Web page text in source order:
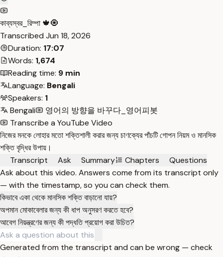
কাব্যস্বর_রিম্পা 🍁🧿
Transcribed Jun 18, 2026
Duration: 17:07
Words: 1,674
Reading time: 9 min
Language: Bengali
Speakers: 1
Bengali
영어의 방향을 바꾸다_영어피봇
Transcribe a YouTube Video
নিজের মনকে লোহার মতো শক্তিশালী করার জন্য চাণক্যের পাঁচটি গোপন নিয়ম ও মানসিক
শক্তি বৃদ্ধির উপায়।
Transcript
Ask Summary Chapters
Questions
Ask about this video. Answers come from its transcript only
— with the timestamp, so you can check them.
কিভাবে একা থেকে মানসিক শক্তি বাড়ানো যায়?
অপমান মোকাবেলার জন্য কী ধাপ অনুসরণ করতে হবে?
আবেগ নিয়ন্ত্রণের জন্য কী পদ্ধতি প্রয়োগ করা উচিত?
Generated from the transcript and can be wrong — check